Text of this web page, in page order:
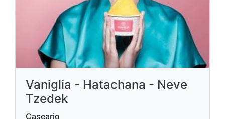
Vaniglia - Hatachana - Neve
Tzedek
Caseario